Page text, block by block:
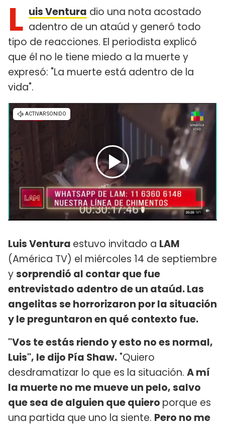
L uis Ventura dio una nota acostado
adentro de un ataúd y generó todo
tipo de reacciones. El periodista explicó
que él no le tiene miedo a la muerte y
expresó: "La muerte está adentro de la
vida".
Luis Ventura estuvo invitado a LAM
(América TV) el miércoles 14 de septiembre
ysorprendió al contar que fue
entrevistado adentro de un ataúd. Las
angelitas se horrorizaron por la situación
y le preguntaron en qué contexto fue.
"Vos te estás riendo y esto no es normal,
Luis", le dijo Pía Shaw. "Quiero
desdramatizar lo que es la situación. A mí
la muerte no me mueve un pelo, salvo
que sea de alguien que quiero porque es
una partida que uno la siente. Pero no me